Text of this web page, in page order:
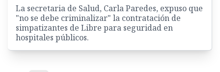
La secretaria de Salud, Carla Paredes, expuso que
"no se debe criminalizar" la contratación de
simpatizantes de Libre para seguridad en
hospitales públicos.